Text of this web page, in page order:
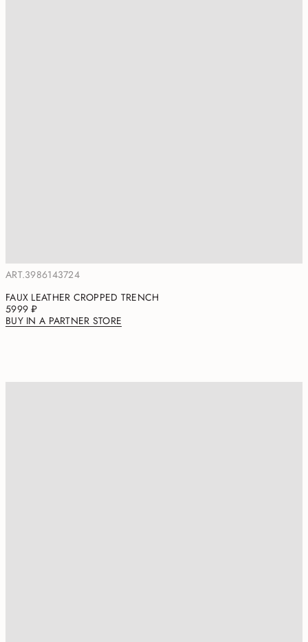
ART.3986143724
FAUX LEATHER CROPPED TRENCH
5999 ₽
BUY IN A PARTNER STORE